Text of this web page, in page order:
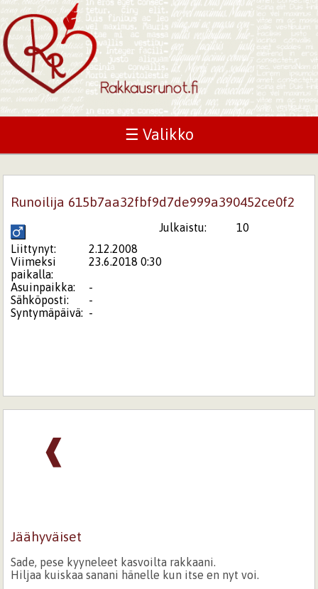
☰ Valikko
Runoilija 615b7aa32fbf9d7de999a390452ce0f2
Julkaistu:
10
Liittynyt:
2.12.2008
Viimeksi
paikalla:
23.6.2018 0:30
Asuinpaikka:
-
Sähköposti:
-
Syntymäpäivä: -
❰
Jäähyväiset
Sade, pese kyyneleet kasvoilta rakkaani.
Hiljaa kuiskaa sanani hänelle kun itse en nyt voi.